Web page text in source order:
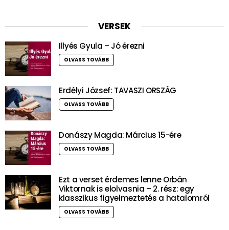
VERSEK
Illyés Gyula – Jó érezni
OLVASS TOVÁBB
Erdélyi József: TAVASZI ORSZÁG
OLVASS TOVÁBB
Donászy Magda: Március 15-ére
OLVASS TOVÁBB
Ezt a verset érdemes lenne Orbán
Viktornak is elolvasnia – 2. rész: egy
klasszikus figyelmeztetés a hatalomról
OLVASS TOVÁBB